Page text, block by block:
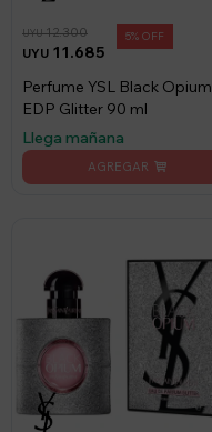
UYU 11.685
UYU12.300 5
Perfume YSL Black Opium
EDP Glitter 90 ml
Llega mañana